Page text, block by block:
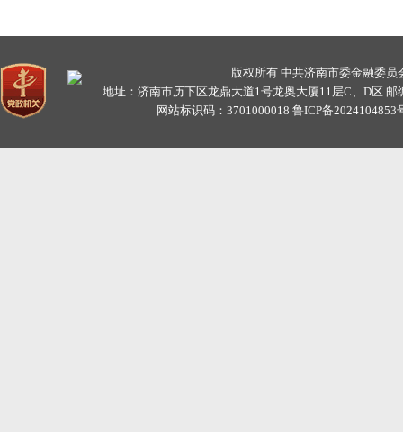
版权所有 中共济南市委金融委
地址：济南市历下区龙鼎大道1号龙奥大厦11层C、D区 邮
网站标识码：3701000018 鲁ICP备2024104853